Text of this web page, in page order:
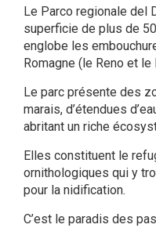
Le Parco regionale del
superficie de plus de
englobe les
Romagne (le Reno et le
Le parc présente des
marais, d’étendues
abritant un riche
Elles constituent le
ornithologiques qui y
pour la nidification.
C’est le paradis des